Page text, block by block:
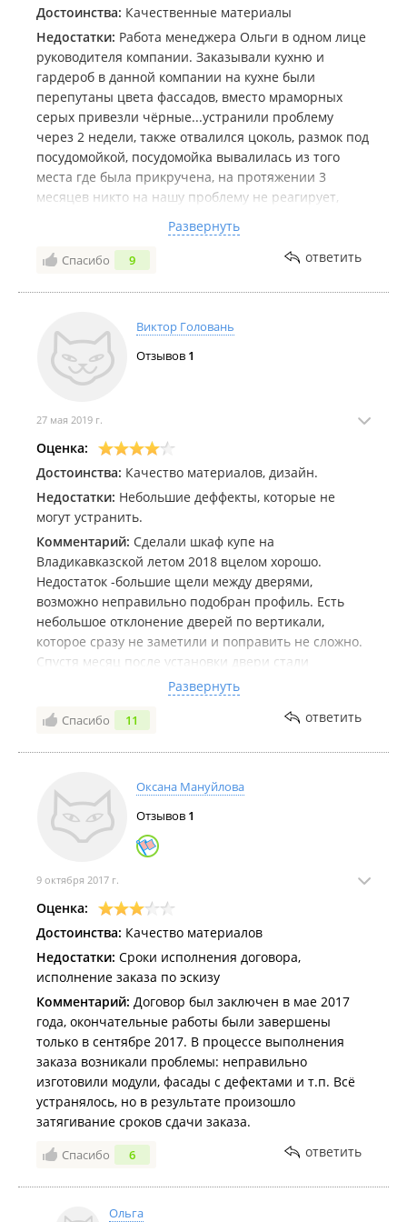
Достоинства: Качественные материалы
Недостатки: Работа менеджера Ольги в одном лице
руководителя компании. Заказывали кухню и
гардероб в данной компании на кухне были
перепутаны цвета фассадов, вместо мраморных
серых привезли чёрные...устранили проблему
через 2 недели, также отвалился цоколь, размок под
посудомойкой, посудомойка вывалилась из того
места где была прикручена, на протяжении 3
месяцев никто на нашу проблему не реагирует,
организацию. В гардеробе как выяснилось
отсутствовала подсветка, по итогу получилось
менеджером складывается крайне неприязненное
обратились в суд.
Комментарий:
Не рекомендую данную компанию.
Развернуть
Спасибо 9 ответить
Виктор Головань
Отзывов 1
27 мая 2019 г.
Оценка:
Достоинства: Качество материалов, дизайн.
Недостатки: Небольшие деффекты, которые не
могут устранить.
Комментарий: Сделали шкаф купе на
Владикавказской летом 2018 вцелом хорошо.
Недостаток -большие щели между дверями,
возможно неправильно подобран профиль. Есть
небольшое отклонение дверей по вертикали,
которое сразу не заметили и поправить не сложно.
Спустя месяц после установки двери стали
откатываться назад при закрывании, остается щель
около 10 см. Часто нахожусь в командировке,
призжаю, звоню(уже 4 раза), обещают прислать
более 80 тысяч.... Вцелом работу делают неплохо,
но не очень профессионально. После получения
денег с клиентом можно не считаться.
Развернуть
Спасибо 11 ответить
Оксана Мануйлова
Отзывов 1
9 октября 2017 г.
Оценка:
Достоинства: Качество материалов
Недостатки: Сроки исполнения договора,
исполнение заказа по эскизу
Комментарий: Договор был заключен в мае 2017
года, окончательные работы были завершены
только в сентябре 2017. В процессе выполнения
заказа возникали проблемы: неправильно
изготовили модули, фасады с дефектами и т.п. Всё
устранялось, но в результате произошло
затягивание сроков сдачи заказа.
Спасибо 6 ответить
Ольга